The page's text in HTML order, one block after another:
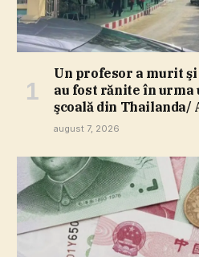
Un profesor a murit
au fost rănite în
şcoală din Thailanda/
august 7, 2026